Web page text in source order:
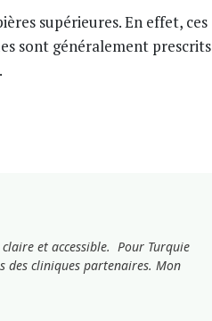
supérieures. En effet, ces
sont généralement prescrits
.
et accessible. Pour Turquie
des cliniques partenaires. Mon